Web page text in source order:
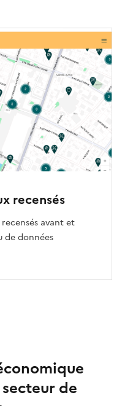
recensés
avant et
de données
de